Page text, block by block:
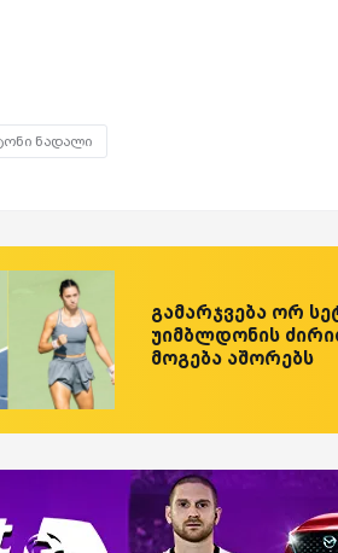
ნადალი
გამარჯვება ორ
უიმბლდონის
მოგება აშორებს